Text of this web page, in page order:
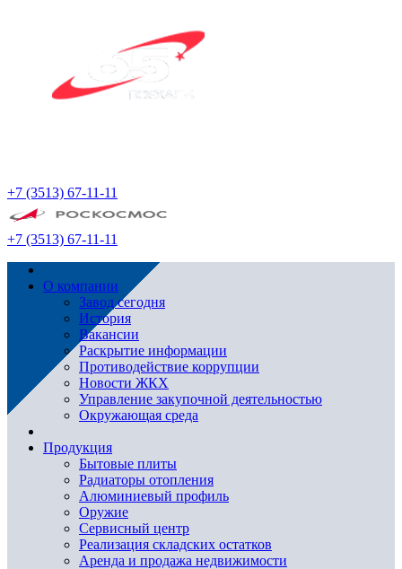
+7 (3513) 67-11-11
+7 (3513) 67-11-11
О компании
Завод сегодня
История
Вакансии
Раскрытие информации
Противодействие коррупции
Новости ЖКХ
Управление закупочной деятельностью
Окружающая среда
Продукция
Бытовые плиты
Радиаторы отопления
Алюминиевый профиль
Оружие
Сервисный центр
Реализация складских остатков
Аренда и продажа недвижимости